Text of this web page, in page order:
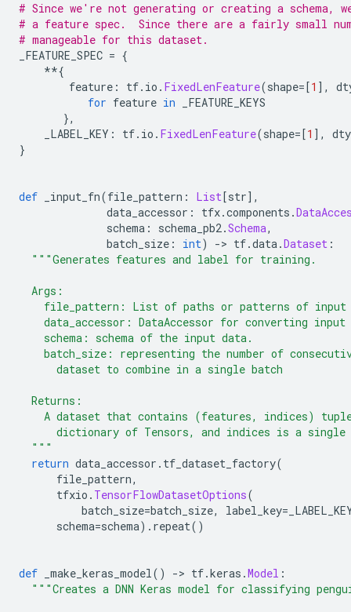
# Since we're not generating or creating a schema,
# a feature spec.  Since there are a fairly small
# manageable for this dataset.
_FEATURE_SPEC = {
**{
feature : tf. io . FixedLenFeature(shape=[1 ],
for feature in _FEATURE_KEYS
},
_LABEL_KEY : tf. io . FixedLenFeature(shape=[1 ],
}
def _input_fn(file_pattern : List[str],
data_accessor : tfx.components .
schema : schema_pb2.Schema,
batch_size : int) -> tf.data.Dataset :
"""Generates features and label for training.
Args:
file_pattern: List of paths or patterns of
data_accessor: DataAccessor for converting input
schema: schema of the input data.
batch_size: representing the number of
dataset to combine in a single batch
Returns:
A dataset that contains (features, indices) tuple
dictionary of Tensors, and indices is a single
"""
return data_accessor . tf_dataset_factory(
file_pattern,
tfxio . TensorFlowDatasetOptions(
batch_size=batch_size, label_key=
schema=schema). repeat()
def _make_keras_model() -> tf.keras .Model :
"""Creates a DNN Keras model for classifying